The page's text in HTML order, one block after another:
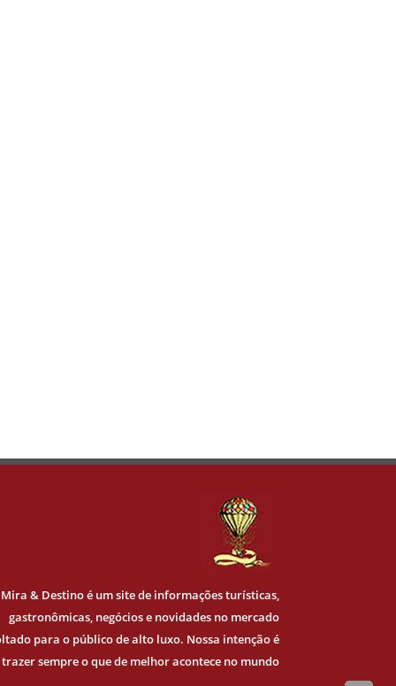
Mira & Destinoé um site de informações turísticas,
gastronômicas, negócios e novidades no mercado
para o público de alto luxo. Nossa intenção é
trazer sempre o que de melhor acontece no mundo